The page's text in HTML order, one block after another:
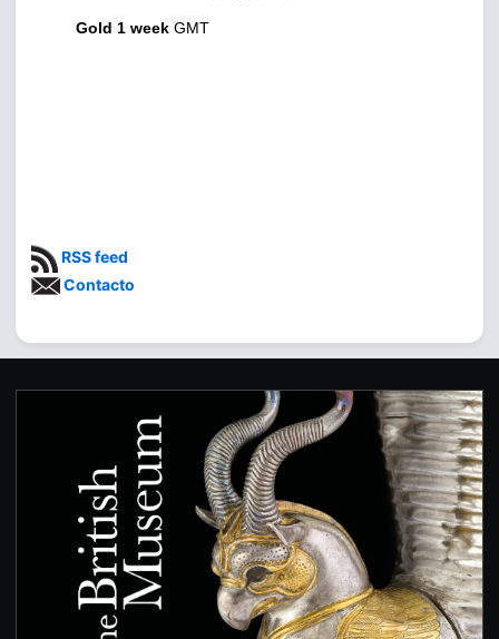
Gold 1 week GMT
RSS feed
Contacto